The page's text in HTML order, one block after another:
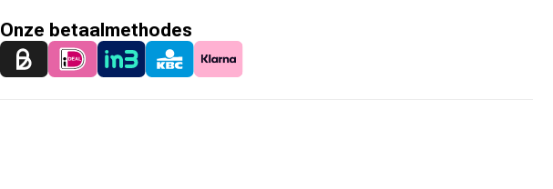
Onze betaalmethodes